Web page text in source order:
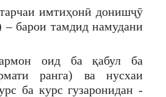
имтиҳонӣ донишҷӯ
– барои тамдид намудани
оид ба қабул ба
ранга) ва нусхаи
ба курс гузаронидан -